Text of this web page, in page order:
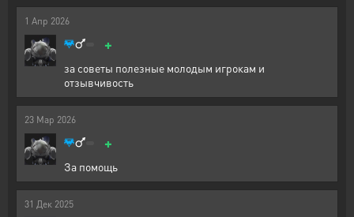
1 Апр 2026
+
за советы полезные молодым игрокам и
отзывчивость
23 Мар 2026
+
За помощь
31 Дек 2025